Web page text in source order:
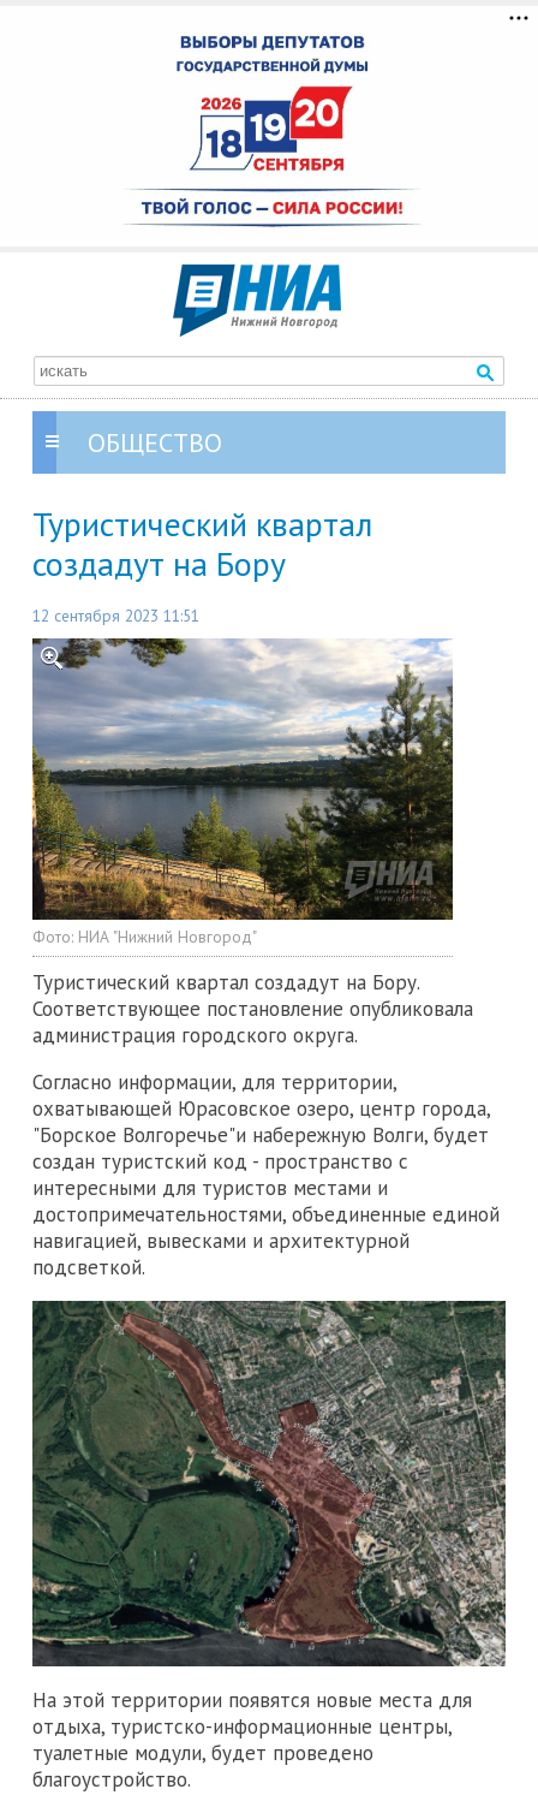
ОБЩЕСТВО
Туристический квартал
создадут на Бору
12 сентября 2023 11:51
Фото: НИА "Нижний Новгород"
Туристический квартал создадут на Бору.
Соответствующее постановление опубликовала
администрация городского округа.
Согласно информации, для территории,
охватывающей Юрасовское озеро, центр города,
"Борское Волгоречье"и набережную Волги, будет
создан туристский код - пространство с
интересными для туристов местами и
достопримечательностями, объединенные единой
навигацией, вывесками и архитектурной
подсветкой.
На этой территории появятся новые места для
отдыха, туристско-информационные центры,
туалетные модули, будет проведено
благоустройство.